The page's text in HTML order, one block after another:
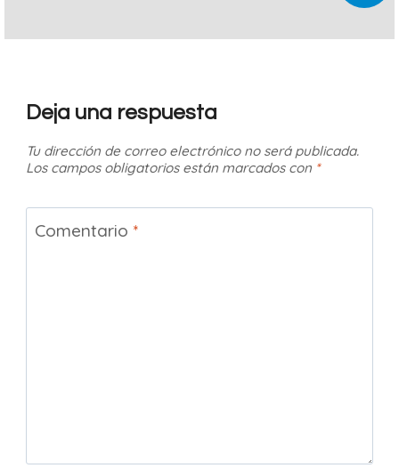
Deja una respuesta
Tu dirección de correo electrónico no será publicada.
Los campos obligatorios están marcados con *
Comentario *